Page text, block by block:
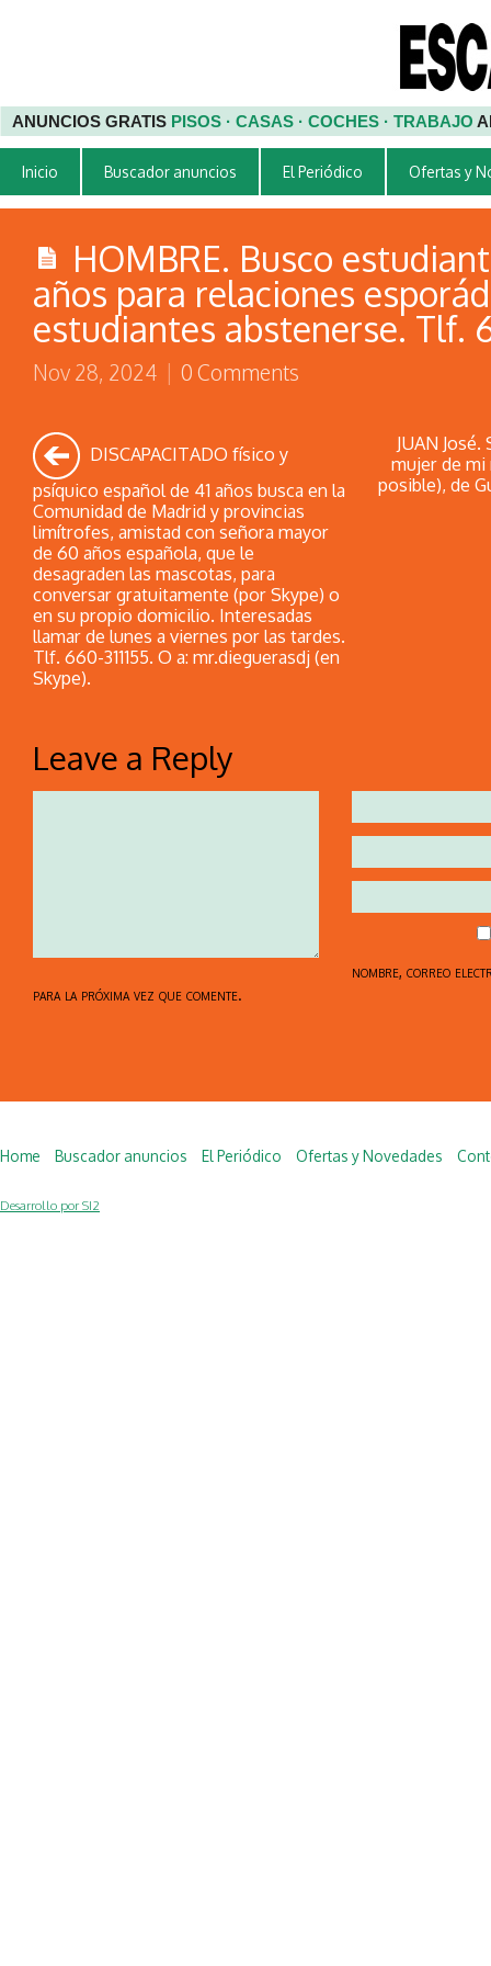
ANUNCIOS GRATIS PISOS · CASAS · COCHES · TRABAJO
Inicio Buscador anuncios El Periódico Ofertas y
HOMBRE. Busco
años para relaciones
estudiantes abstenerse. Tlf.
Nov 28, 2024 | 0 Comments
DISCAPACITADO físico y
psíquico español de 41 años busca en la
Comunidad de Madrid y provincias
limítrofes, amistad con señora mayor
de 60 años española, que le
desagraden las mascotas, para
conversar gratuitamente (por Skype) o
en su propio domicilio. Interesadas
llamar de lunes a viernes por las tardes.
Tlf. 660-311155. O a: mr.dieguerasdj (en
Skype).
JUAN
mujer de mi
posible), de
Leave a Reply
nombre, correo
para la próxima vez que comente.
Home Buscador anuncios El Periódico Ofertas y Novedades
Desarrollo por SI2